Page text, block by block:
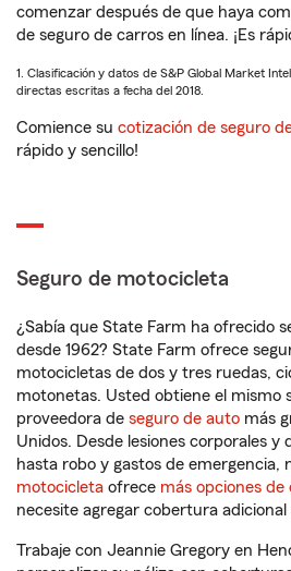
comenzar después de que haya
de seguro de carros en línea. ¡Es
1. Clasificación y datos de S&P Global Market
directas escritas a fecha del 2018.
Comience su cotización de seguro
rápido y sencillo!
Seguro de motocicleta
¿Sabía que State Farm ha ofrecido
desde 1962? State Farm ofrece
motocicletas de dos y tres ruedas,
motonetas. Usted obtiene el mismo
proveedora de seguro de auto más
Unidos. Desde lesiones corporales y
hasta robo y gastos de emergencia,
motocicleta ofrece más opciones
necesite agregar cobertura adicional
Trabaje con Jeannie Gregory en